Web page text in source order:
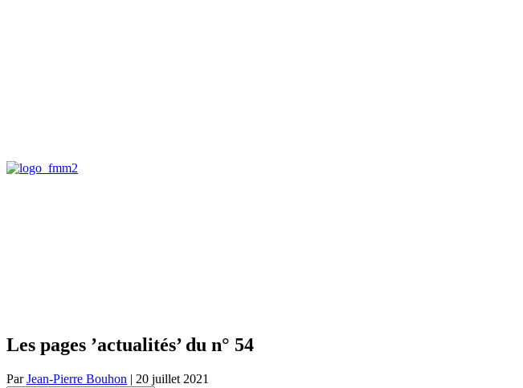
Les pages ’actualités’ du n° 54
ParJean-Pierre Bouhon | 20 juillet 2021